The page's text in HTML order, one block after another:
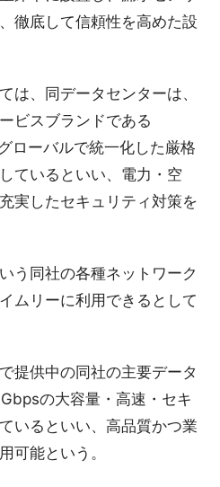
徹底して信頼性を高めた設
は、同データセンターは、
ビスブランドである
ローバルで統一化した厳格
ているといい、電力・空
実したセキュリティ対策を
う同社の各種ネットワーク
ムリーに利用できるとして
提供中の同社の主要データ
の大容量・高速・セキ
いるといい、高品質かつ業
可能という。